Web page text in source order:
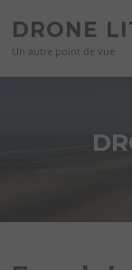
contenu
DRONE
Un autre point de vue